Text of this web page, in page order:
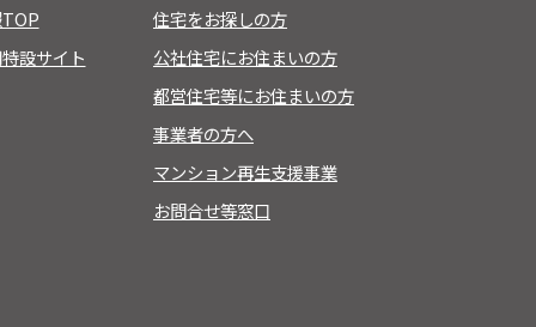
設サイト
住宅をお探しの方
公社住宅にお住まいの方
都営住宅等にお住まいの方
事業者の方へ
マンション再生支援事業
お問合せ等窓口